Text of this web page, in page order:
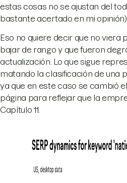
estas cosas no se ajustan del
bastante acertado en mi opinión).
Eso no quiere decir que no viera
bajar de rango y que fueron
actualización. Lo que sigue
matando la clasificación de una
ya que en este caso se cambió
página para reflejar que la
Capítulo 11.